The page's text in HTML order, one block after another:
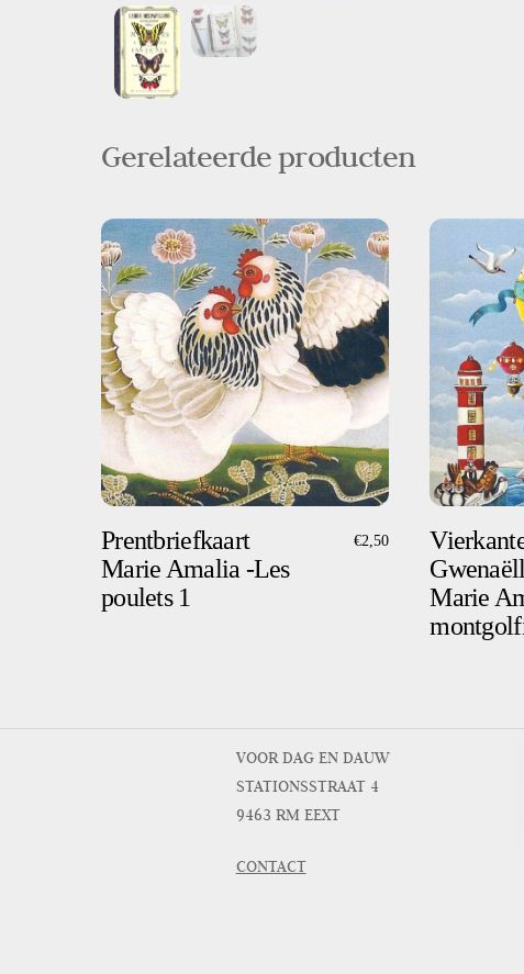
Gerelateerde producten
Prentbriefkaart
Marie Amalia -Les
poulets 1
€2,50
Marie
VOOR DAG EN DAUW
STATIONSSTRAAT 4
9463 RM EEXT
CONTACT